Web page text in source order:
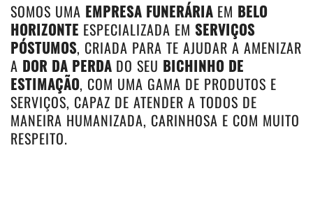
SOMOS UMA EMPRESA FUNERÁRIA EM BELO
HORIZONTE ESPECIALIZADA EM SERVIÇOS
PÓSTUMOS, CRIADA PARA TE AJUDAR A AMENIZAR
A DOR DA PERDA DO SEU BICHINHO DE
ESTIMAÇÃO, COM UMA GAMA DE PRODUTOS E
SERVIÇOS, CAPAZ DE ATENDER A TODOS DE
MANEIRA HUMANIZADA, CARINHOSA E COM MUITO
RESPEITO.